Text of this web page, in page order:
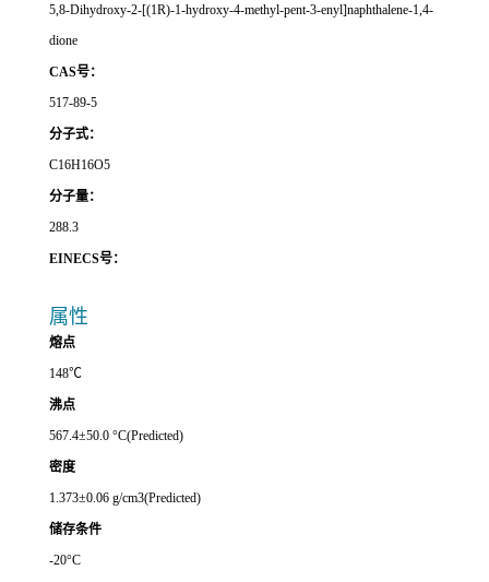
5,8-Dihydroxy-2-[(1R)-1-hydroxy-4-methyl-pent-3-enyl]naphthalene-1,4-
dione
CAS号：
517-89-5
分子式：
C16H16O5
分子量：
288.3
EINECS号：
属性
熔点
148℃
沸点
567.4±50.0 °C(Predicted)
密度
1.373±0.06 g/cm3(Predicted)
储存条件
-20°C